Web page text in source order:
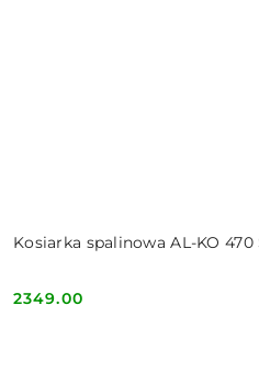
Kosiarka spalinowa AL-KO 470
Cena:
2349.00